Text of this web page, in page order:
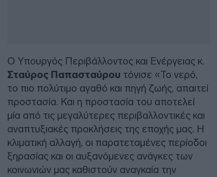
Ο Υπουργός Περιβάλλοντος και Ενέργειας κ.
Σταύρος Παπασταύρου τόνισε «Το νερό,
το πιο πολύτιμο αγαθό και πηγή ζωής, απαιτεί
προστασία. Και η προστασία του αποτελεί
μία από τις μεγαλύτερες περιβαλλοντικές και
αναπτυξιακές προκλήσεις της εποχής μας. Η
κλιματική αλλαγή, οι παρατεταμένες περίοδοι
ξηρασίας και οι αυξανόμενες ανάγκες των
κοινωνιών μας καθιστούν αναγκαία την